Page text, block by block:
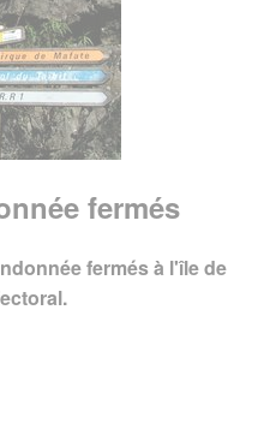
fermés
fermés à l'île de